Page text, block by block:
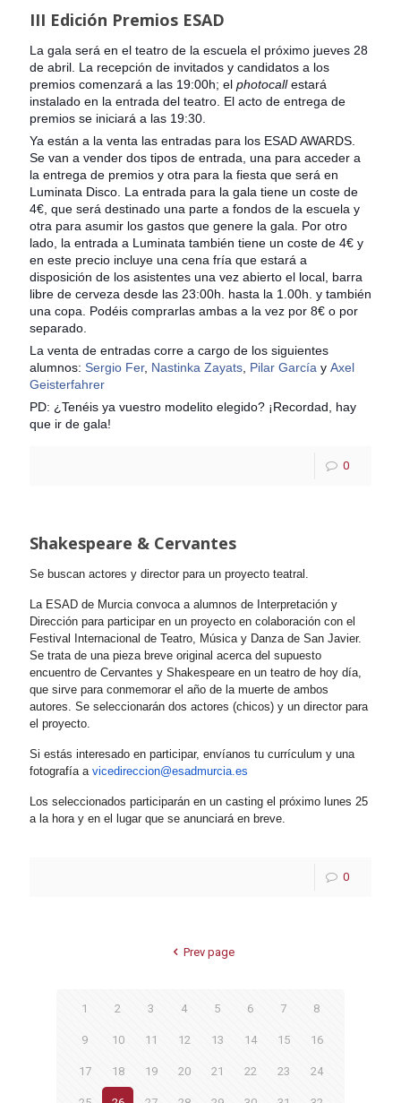
III Edición Premios ESAD
La gala será en el teatro de la escuela el próximo jueves 28
de abril. La recepción de invitados y candidatos a los
premios comenzará a las 19:00h; el photocallestará
instalado en la entrada del teatro. El acto de entrega de
premios se iniciará a las 19:30.
Ya están a la venta las entradas para los ESAD AWARDS.
Se van a vender dos tipos de entrada, una para acceder a
la entrega de premios y otra para la fiesta que será en
Luminata Disco. La entrada para la gala tiene un coste de
4€, que será destinado una parte a fondos de la escuela y
otra para asumir los gastos que genere la gala. Por otro
lado, la entrada a Luminata también tiene un coste de 4€ y
en este precio incluye una cena fría que estará a
disposición de los asistentes una vez abierto el local, barra
libre de cerveza desde las 23:00h. hasta la 1.00h. y también
una copa. Podéis comprarlas ambas a la vez por 8€ o por
separado.
La venta de entradas corre a cargo de los siguientes
alumnos: Sergio Fer, Nastinka Zayats Pilar García y Axel
Geisterfahrer
PD: ¿Tenéis ya vuestro modelito elegido? ¡Recordad, hay
que ir de gala!
0
Shakespeare & Cervantes
Se buscan actores y director para un proyecto teatral.
La ESAD de Murcia convoca a alumnos de Interpretación y
Dirección para participar en un proyecto en colaboración con el
Festival Internacional de Teatro, Música y Danza de San Javier.
Se trata de una pieza breve original acerca del supuesto
encuentro de Cervantes y Shakespeare en un teatro de hoy día,
que sirve para conmemorar el año de la muerte de ambos
autores. Se seleccionarán dos actores (chicos) y un director para
el proyecto.
Si estás interesado en participar, envíanos tu currículum y una
fotografía a vicedireccion@esadmurcia.es
Los seleccionados participarán en un casting el próximo lunes 25
a la hora y en el lugar que se anunciará en breve.
0
Prev page
1 2 3 4 5 6 7 8
9 10 11 12 13 14 15 16
17 18 19 20 21 22 23 24